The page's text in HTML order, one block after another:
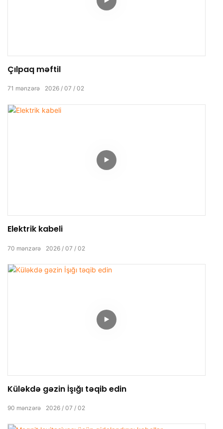
Çılpaq məftil
2026 07 02
71 mənzərə
Elektrik kabeli
2026 07 02
70 mənzərə
Küləkdə gəzin İşığı təqib edin
2026 07 02
90 mənzərə